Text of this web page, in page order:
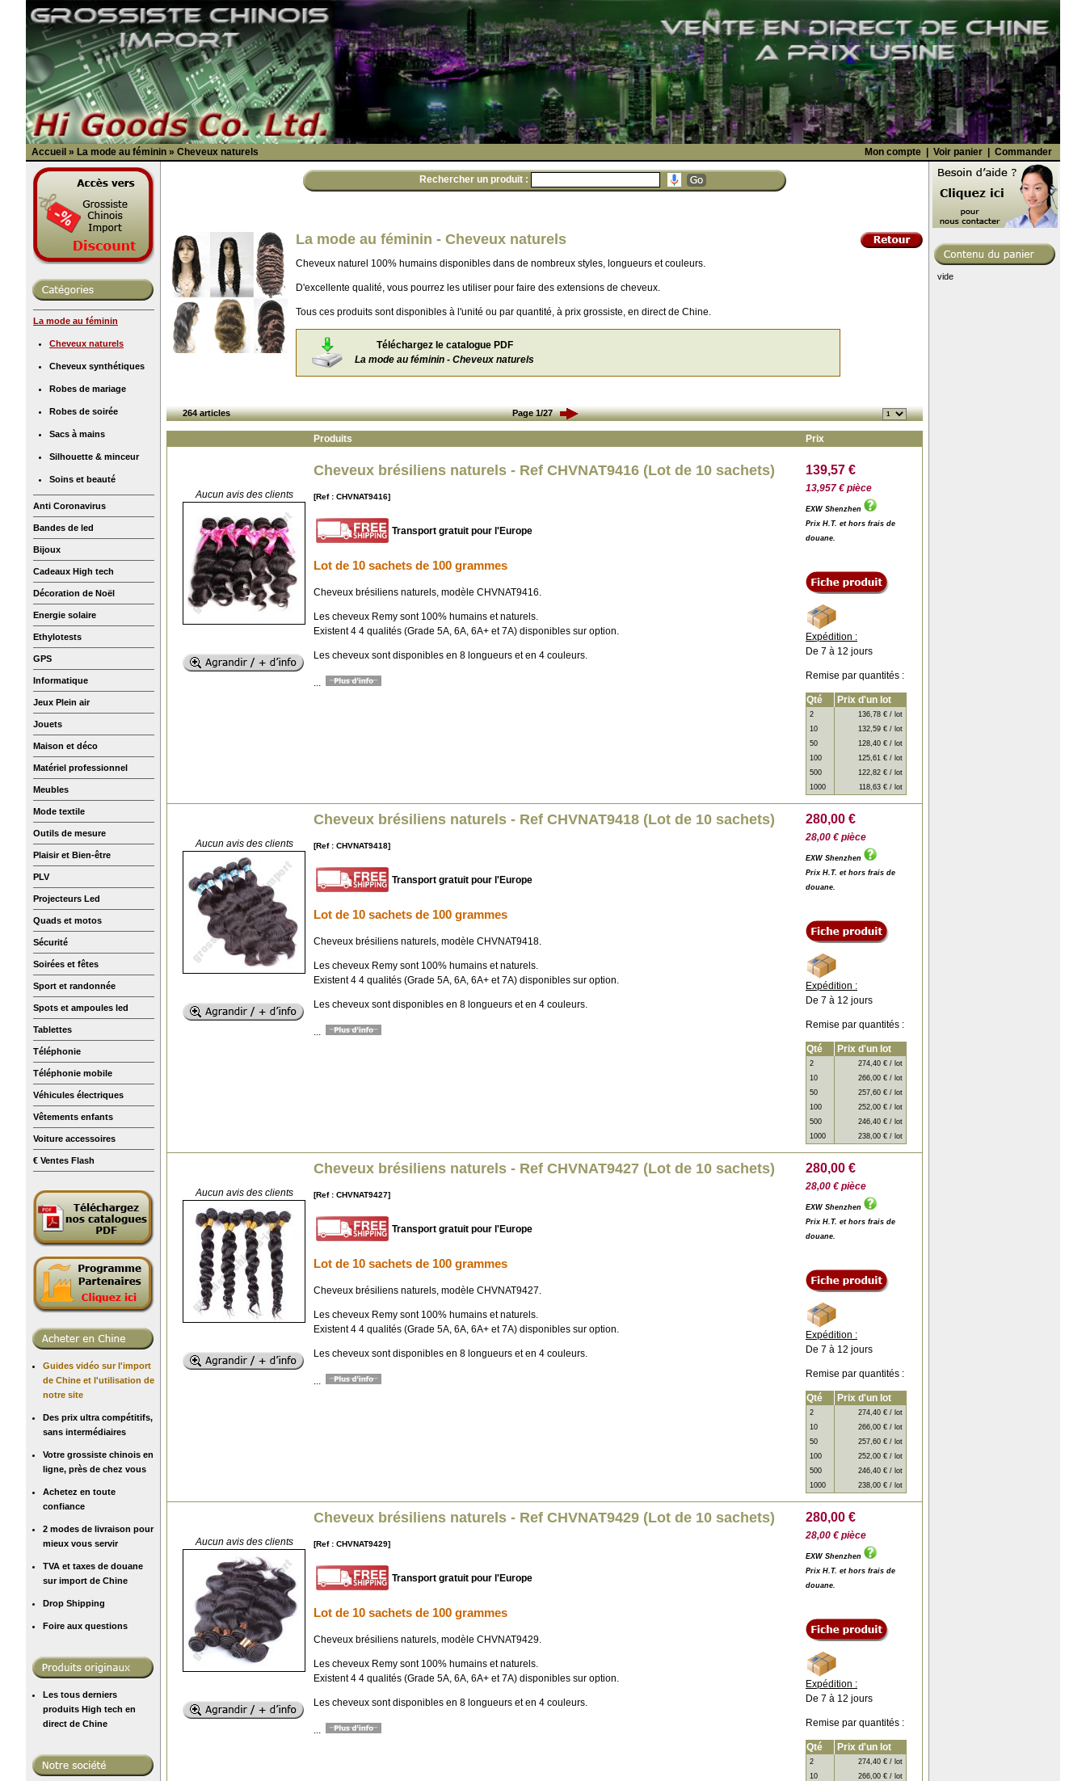
Accueil » La mode au féminin » Cheveux naturels Mon compte | Voir panier | Commander
La mode au féminin
Cheveux naturels
Cheveux synthétiques
Robes de mariage
Robes de soirée
Sacs à mains
Silhouette & minceur
Soins et beauté
Anti Coronavirus
Bandes de led
Bijoux
Cadeaux High tech
Décoration de Noël
Energie solaire
Ethylotests
GPS
Informatique
Jeux Plein air
Jouets
Maison et déco
Matériel professionnel
Meubles
Mode textile
Outils de mesure
Plaisir et Bien-être
PLV
Projecteurs Led
Quads et motos
Sécurité
Soirées et fêtes
Sport et randonnée
Spots et ampoules led
Tablettes
Téléphonie
Téléphonie mobile
Véhicules électriques
Vêtements enfants
Voiture accessoires
€ Ventes Flash
Guides vidéo sur l'import
de Chine et l'utilisation de
notre site
Des prix ultra compétitifs,
sans intermédiaires
Votre grossiste chinois en
ligne, près de chez vous
Achetez en toute
confiance
2 modes de livraison pour
mieux vous servir
TVA et taxes de douane
sur import de Chine
Drop Shipping
Foire aux questions
Les tous derniers
produits High tech en
direct de Chine
Rechercher un produit :
La mode au féminin - Cheveux naturels
Cheveux naturel 100% humains disponibles dans de nombreux styles, longueurs et couleurs.
D'excellente qualité, vous pourrez les utiliser pour faire des extensions de cheveux.
Tous ces produits sont disponibles à l'unité ou par quantité, à prix grossiste, en direct de Chine.
Téléchargez le catalogue PDF
La mode au féminin - Cheveux naturels
264 articles Page 1/27
Produits Prix
Aucun avis des clients
Cheveux brésiliens naturels - Ref CHVNAT9416 (Lot de 10 sachets)
[Ref : CHVNAT9416]
Transport gratuit pour l'Europe
Lot de 10 sachets de 100 grammes
Cheveux brésiliens naturels, modèle CHVNAT9416.
Les cheveux Remy sont 100% humains et naturels.
Existent 4 4 qualités (Grade 5A, 6A, 6A+ et 7A) disponibles sur option.
Les cheveux sont disponibles en 8 longueurs et en 4 couleurs.
139,57 €
13,957 € pièce
EXW Shenzhen
Prix H.T. et hors frais de
douane.
Expédition :
De 7 à 12 jours
Remise par quantités :
Qté Prix d'un lot
2
136,78 € / lot
10
132,59 € / lot
50
128,40 € / lot
100
125,61 € / lot
500
122,82 € / lot
1000
118,63 € / lot
Aucun avis des clients
Cheveux brésiliens naturels - Ref CHVNAT9418 (Lot de 10 sachets)
[Ref : CHVNAT9418]
Transport gratuit pour l'Europe
Lot de 10 sachets de 100 grammes
Cheveux brésiliens naturels, modèle CHVNAT9418.
Les cheveux Remy sont 100% humains et naturels.
Existent 4 4 qualités (Grade 5A, 6A, 6A+ et 7A) disponibles sur option.
Les cheveux sont disponibles en 8 longueurs et en 4 couleurs.
280,00 €
28,00 € pièce
EXW Shenzhen
Prix H.T. et hors frais de
douane.
Expédition :
De 7 à 12 jours
Remise par quantités :
Qté Prix d'un lot
2
274,40 € / lot
10
266,00 € / lot
50
257,60 € / lot
100
252,00 € / lot
500
246,40 € / lot
1000
238,00 € / lot
Aucun avis des clients
Cheveux brésiliens naturels - Ref CHVNAT9427 (Lot de 10 sachets)
[Ref : CHVNAT9427]
Transport gratuit pour l'Europe
Lot de 10 sachets de 100 grammes
Cheveux brésiliens naturels, modèle CHVNAT9427.
Les cheveux Remy sont 100% humains et naturels.
Existent 4 4 qualités (Grade 5A, 6A, 6A+ et 7A) disponibles sur option.
Les cheveux sont disponibles en 8 longueurs et en 4 couleurs.
280,00 €
28,00 € pièce
EXW Shenzhen
Prix H.T. et hors frais de
douane.
Expédition :
De 7 à 12 jours
Remise par quantités :
Qté Prix d'un lot
2
274,40 € / lot
10
266,00 € / lot
50
257,60 € / lot
100
252,00 € / lot
500
246,40 € / lot
1000
238,00 € / lot
Aucun avis des clients
Cheveux brésiliens naturels - Ref CHVNAT9429 (Lot de 10 sachets)
[Ref : CHVNAT9429]
Transport gratuit pour l'Europe
Lot de 10 sachets de 100 grammes
Cheveux brésiliens naturels, modèle CHVNAT9429.
Les cheveux Remy sont 100% humains et naturels.
Existent 4 4 qualités (Grade 5A, 6A, 6A+ et 7A) disponibles sur option.
Les cheveux sont disponibles en 8 longueurs et en 4 couleurs.
280,00 €
28,00 € pièce
EXW Shenzhen
Prix H.T. et hors frais de
douane.
Expédition :
De 7 à 12 jours
Remise par quantités :
Qté Prix d'un lot
2
274,40 € / lot
10
266,00 € / lot
vide